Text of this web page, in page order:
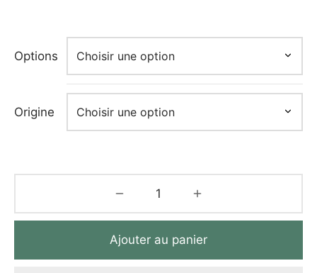
prix :
33,00€
à
42,00€
Options
Origine
Ajouter au panier